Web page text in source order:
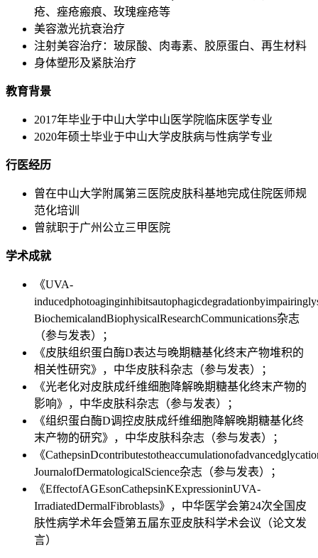
疮、痤疮瘢痕、玫瑰痤疮等
美容激光抗衰治疗
注射美容治疗：玻尿酸、肉毒素、胶原蛋白、再生材料
身体塑形及紧肤治疗
教育背景
2017年毕业于中山大学中山医学院临床医学专业
2020年硕士毕业于中山大学皮肤病与性病学专业
行医经历
曾在中山大学附属第三医院皮肤科基地完成住院医师规
范化培训
曾就职于广州公立三甲医院
学术成就
《UVA-
BiochemicalandBiophysicalResearchCommunications杂志
（参与发表）；
《皮肤组织蛋白酶D表达与晚期糖基化终末产物堆积的
相关性研究》，中华皮肤科杂志（参与发表）；
《光老化对皮肤成纤维细胞降解晚期糖基化终末产物的
影响》，中华皮肤科杂志（参与发表）；
《组织蛋白酶D调控皮肤成纤维细胞降解晚期糖基化终
末产物的研究》，中华皮肤科杂志（参与发表）；
《
JournalofDermatologicalScience杂志（参与发表）；
《EffectofAGEsonCathepsinKExpressioninUVA-
IrradiatedDermalFibroblasts》，中华医学会第24次全国皮
肤性病学术年会暨第五届东亚皮肤科学术会议（论文发
言）